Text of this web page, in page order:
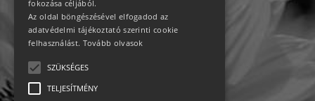
Adatvédelem
Impresszum-kapcsolat
fokozása céljából.
Az oldal böngészésével elfogadod az
adatvédelmi tájékoztató szerinti cookie
felhasználást. Tovább olvasok
SZÜKSÉGES
TELJESÍTMÉNY